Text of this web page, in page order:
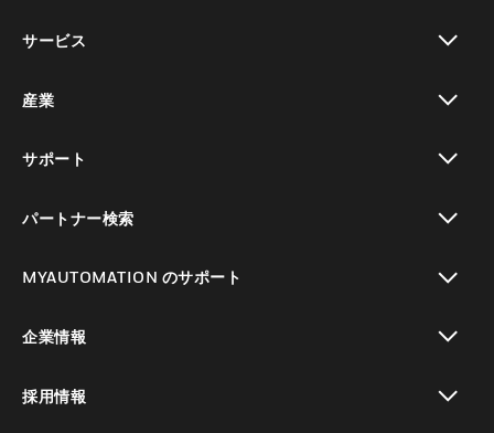
サービス
産業
サポート
パートナー検索
MYAUTOMATION のサポート
企業情報
採用情報